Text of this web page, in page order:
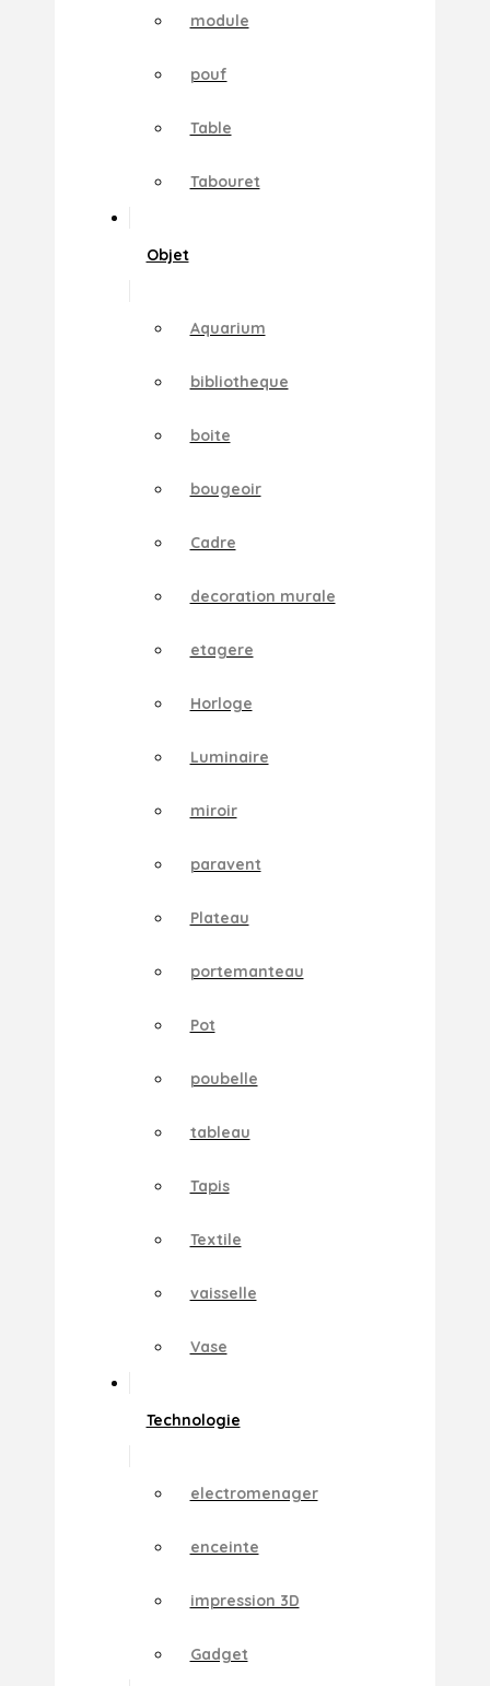
module
pouf
Table
Tabouret
Objet
Aquarium
bibliotheque
boite
bougeoir
Cadre
decoration murale
etagere
Horloge
Luminaire
miroir
paravent
Plateau
portemanteau
Pot
poubelle
tableau
Tapis
Textile
vaisselle
Vase
Technologie
electromenager
enceinte
impression 3D
Gadget